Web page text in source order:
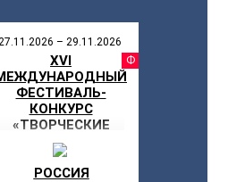
– 29.11.2026
XVI
ФЕСТИВАЛЬ-
КОНКУРС
«ТВОРЧЕСКИЕ
ВСТРЕЧИ В
СУЗДАЛЕ»
РОССИЯ